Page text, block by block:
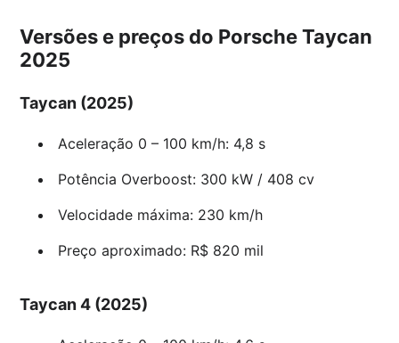
Versões e preços do Porsche Taycan
2025
Taycan (2025)
Aceleração 0 – 100 km/h: 4,8 s
Potência Overboost: 300 kW / 408 cv
Velocidade máxima: 230 km/h
Preço aproximado: R$ 820 mil
Taycan 4 (2025)